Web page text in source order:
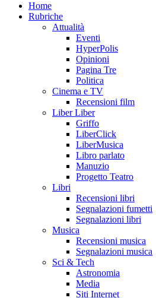
Home
Rubriche
Attualità
Eventi
HyperPolis
Opinioni
Pagina Tre
Politica
Cinema e TV
Recensioni film
Liber Liber
Griffo
LiberClick
LiberMusica
Libro parlato
Manuzio
Progetto Teatro
Libri
Recensioni libri
Segnalazioni fumetti
Segnalazioni libri
Musica
Recensioni musica
Segnalazioni musica
Sci & Tech
Astronomia
Media
Siti Internet